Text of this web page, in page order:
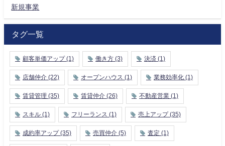
新規事業
タグ一覧
顧客単価アップ (1) 働き方 (3) 決済 (1)
店舗仲介 (22) オープンハウス (1) 業務効率化 (1)
賃貸管理 (35) 賃貸仲介 (26) 不動産営業 (1)
スキル (1) フリーランス (1) 売上アップ (35)
成約率アップ (35) 売買仲介 (5) 査定 (1)